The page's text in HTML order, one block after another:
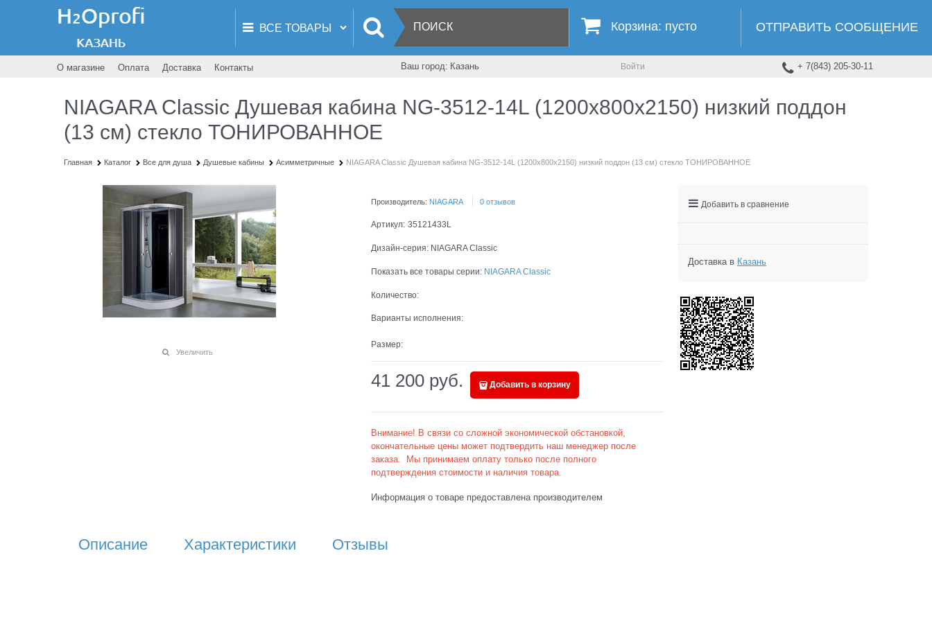
Корзина: пусто ОТПРАВИТЬ СООБЩЕНИЕ
О магазине Оплата Доставка Контакты Ваш город: Казань Войти + 7(843) 205-30-11
NIAGARA Classic Душевая кабина NG-3512-14L (1200х800х2150) низкий поддон
(13 см) стекло ТОНИРОВАННОЕ
Главная Каталог Все для душа Душевые кабины Асимметричные NIAGARA Classic Душевая кабина NG-3512-14L (1200х800х2150) низкий поддон (13 см) стекло ТОНИРОВАННОЕ
Увеличить
Производитель: NIAGARA 0 отзывов
Артикул: 35121433L
Дизайн-серия: NIAGARA Classic
Показать все товары серии: NIAGARA Classic
Количество:
Варианты исполнения:
Размер:
41 200 руб. Добавить в корзину
Внимание! В связи со сложной экономической обстановкой,
окончательные цены может подтвердить наш менеджер после
заказа. Мы принимаем оплату только после полного
подтверждения стоимости и наличия товара.
Информация о товаре предоставлена производителем
Описание Характеристики Отзывы
Добавить в сравнение
Доставка в Казань